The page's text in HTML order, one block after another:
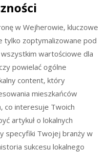
w Wejherowie, kluczowe
tylko zoptymalizowane pod
wartościowe dla
powielać ogólne
content, który
mieszkańców
co interesuje Twoich
artykuł o lokalnych
specyfiki Twojej branży w
sukcesu lokalnego